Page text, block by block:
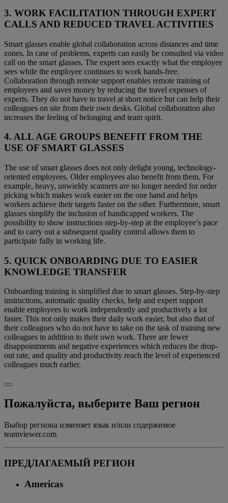
3. WORK FACILITATION THROUGH EXPERT
CALLS AND REDUCED TRAVEL ACTIVITIES
Smart glasses enable global collaboration across distances and time
zones. In case of problems, experts can easily be consulted via video
call on the smart glasses. The expert sees exactly what the employee
sees while the employee continues to work hands-free.
Collaboration through remote support enables remote training of
employees and saves money by reducing the travel expenses of
experts. They do not have to travel at short notice but can help their
colleagues on site from their own desks. Global collaboration also
increases the feeling of belonging and team spirit.
4. ALL AGE GROUPS BENEFIT FROM THE
USE OF SMART GLASSES
The use of smart glasses does not only delight young, technology-
oriented employees. Older employees also benefit from them. For
example, heavy, unwieldy scanners are no longer needed for order
picking which makes work easier on the one hand and helps
workers achieve their targets faster on the other. Furthermore, smart
glasses simplify the inclusion of handicapped workers. The
possibility to show instructions step-by-step at the employee’s pace
and to carry out a subsequent quality control allows them to
participate fully in working life.
5. QUICK ONBOARDING DUE TO EASIER
KNOWLEDGE TRANSFER
Onboarding training is simplified due to smart glasses. Step-by-step
instructions, automatic quality checks, help and expert support
enable employees to work independently and productively a lot
faster. This not only makes their daily work easier, but also that of
their colleagues who do not have to take on the task of training new
colleagues in addition to their own work. There are fewer
disappointments and negative experiences which reduces the drop-
out rate, and quality and productivity reach the level of experienced
colleagues much earlier.
Пожалуйста, выберите Ваш регион
Выбор региона изменяет язык и/или содержимое
teamviewer.com
ПРЕДЛАГАЕМЫЙ РЕГИОН
Americas